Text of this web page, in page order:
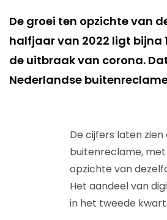
De groei ten opzichte van
halfjaar van 2022 ligt bijna
de uitbraak van corona.
Nederlandse
De cijfers laten
buitenreclame,
opzichte van
Het aandeel van
in het tweede